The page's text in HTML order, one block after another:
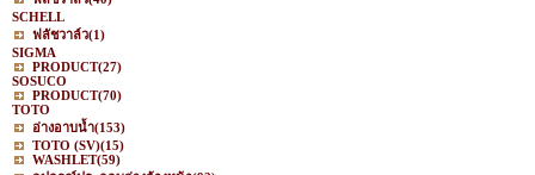
SCHELL
ฟลัชวาล์ว(1)
SIGMA
PRODUCT(27)
SOSUCO
PRODUCT(70)
TOTO
อ่างอาบน้ำ(153)
TOTO (SV)(15)
WASHLET(59)